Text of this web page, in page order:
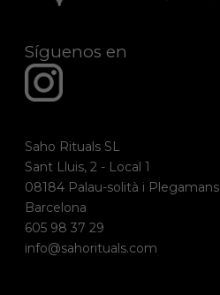
Síguenos en
Saho Rituals SL
Sant Lluis, 2 - Local 1
08184 Palau-solità i Plegamans
Barcelona
605 98 37 29
info@sahorituals.com